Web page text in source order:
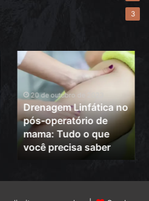
3
Descubra
tudo
sobre
o
que
é
a
drenagem
19 de outubro de 2023
Descubra tudo sobre
o que é a drenagem
linfática!